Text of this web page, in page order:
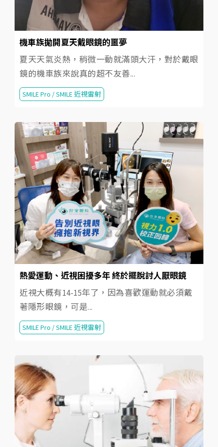
機車族拋開夏天戴眼鏡的噩夢
夏天天氣炎熱，稍微一動就滿頭大汗，對於戴眼
鏡的機車族來說真的超不友善...
SMILE Pro / SMILE 近視雷射
熱愛運動、近視困擾多年 終於擺脫討人厭眼鏡
近視大概有14-15年了，因為喜歡運動就必須戴
著隱形眼鏡，可是...
SMILE Pro / SMILE 近視雷射